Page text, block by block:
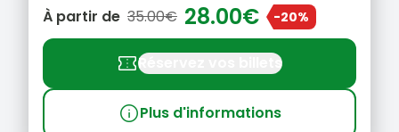
À partir de 35.00€ 28.00€ -20%
confirmation_numberRéservez vos billets
infoPlus d'informations